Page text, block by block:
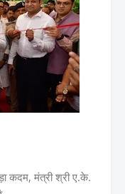
कदम, मंत्री श्री ए.के.